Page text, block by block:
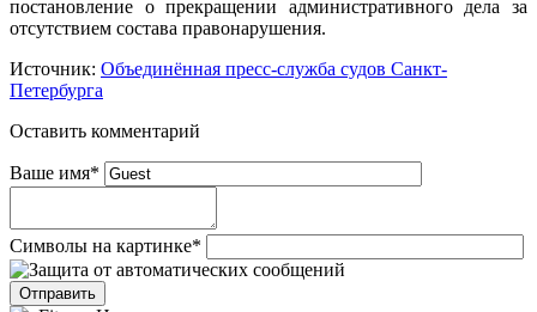
постановление о прекращении административного дела за
отсутствием состава правонарушения.
Источник: Объединённая пресс-служба судов Санкт-
Петербурга
Оставить комментарий
Ваше имя*
Символы на картинке*